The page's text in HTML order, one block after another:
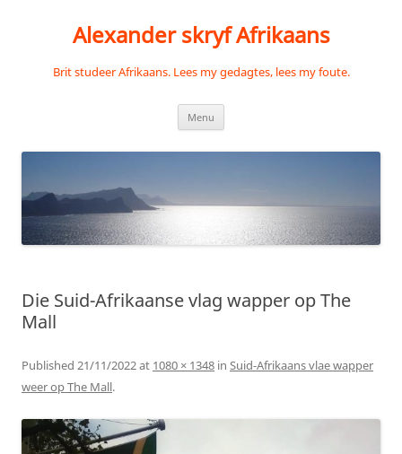
Alexander skryf Afrikaans
Brit studeer Afrikaans. Lees my gedagtes, lees my foute.
Menu
Die Suid-Afrikaanse vlag wapper op The
Mall
Published 21/11/2022at 1080 × 1348 in Suid-Afrikaans vlae wapper
weer op The Mall.